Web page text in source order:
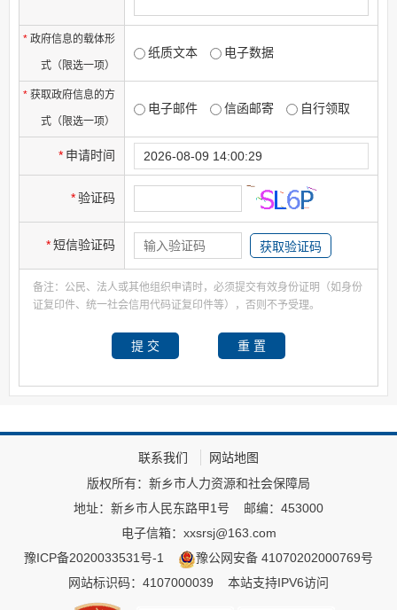
* 政府信息的载体形
式（限选一项）
纸质文本 电子数据
* 获取政府信息的方
式（限选一项）
电子邮件 信函邮寄 自行领取
* 申请时间
*验证码
*短信验证码
备注：公民、法人或其他组织申请时，必须提交有效身份证明（如身份
证复印件、统一社会信用代码证复印件等），否则不予受理。
联系我们
网站地图
版权所有：新乡市人力资源和社会保障局
地址：新乡市人民东路甲1号
邮编：453000
电子信箱：xxsrsj@163.com
豫ICP备2020033531号-1
豫公网安备 41070202000769号
网站标识码：4107000039
本站支持IPV6访问